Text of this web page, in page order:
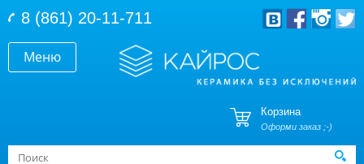
Меню
8 (861) 20-11-711
Корзина
Оформи заказ ;-)
Форма поиска
Поиск